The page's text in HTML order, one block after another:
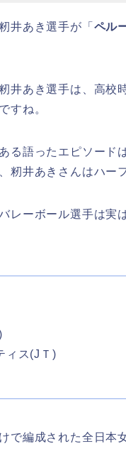
井あき選手が「 ペル
井あき選手は、高校
すね。
る語ったエピソード
籾井あきさんはハー
レーボール選手は実
ィス(JＴ)
で編成された全日本